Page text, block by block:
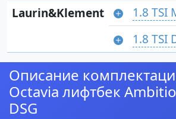
Laurin&Klement
1.8 TSI
1.8 TSI
Описание
Octavia лифтбек
DSG